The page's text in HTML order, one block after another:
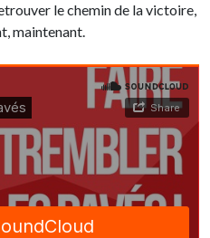
le chemin de la victoire,
maintenant.